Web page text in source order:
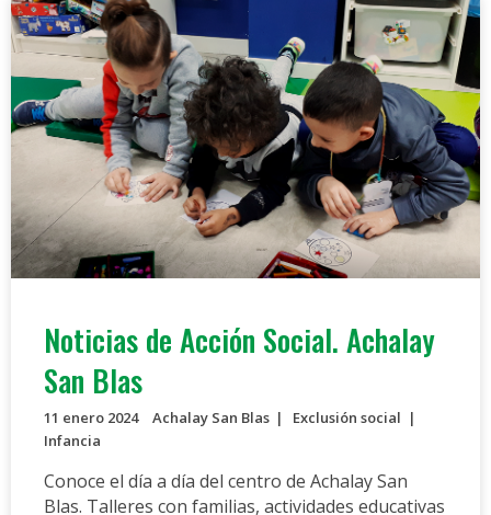
Noticias de Acción Social. Achalay
San Blas
11 enero 2024 Achalay San Blas
Exclusión social
Infancia
Conoce el día a día del centro de Achalay San
Blas. Talleres con familias, actividades educativas